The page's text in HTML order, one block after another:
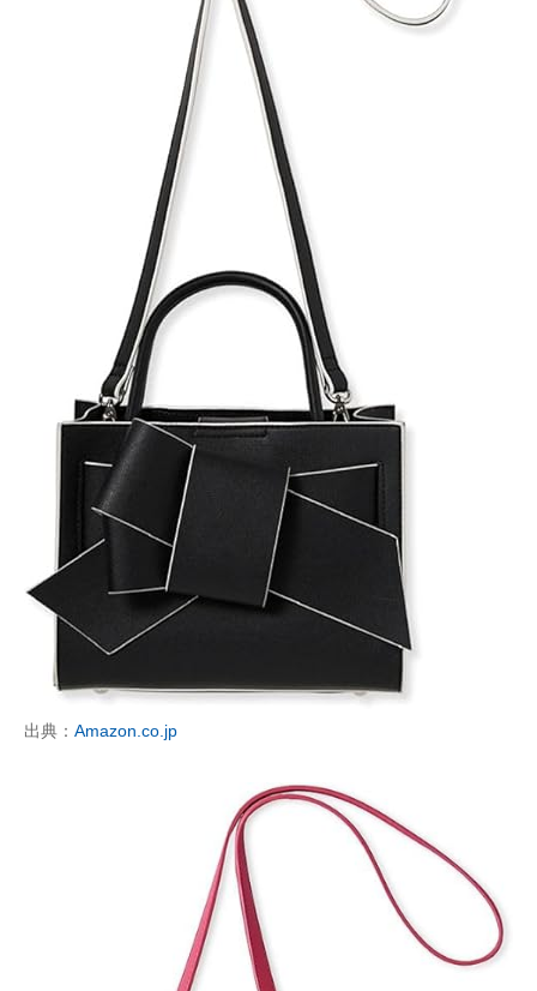
出典： Amazon.co.jp